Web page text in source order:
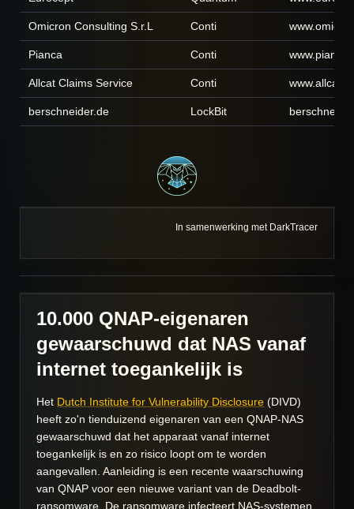
Omicron Consulting S.r.L Conti
Pianca Conti
Allcat Claims Service Conti
berschneider.de LockBit
In samenwerking met DarkTracer
10.000 QNAP-eigenaren
gewaarschuwd dat NAS vanaf
internet toegankelijk is
Het Dutch Institute for Vulnerability Disclosure (DIVD)
heeft zo'n tienduizend eigenaren van een QNAP-NAS
gewaarschuwd dat het apparaat vanaf internet
toegankelijk is en zo risico loopt om te worden
aangevallen. Aanleiding is een recente waarschuwing
van QNAP voor een nieuwe variant van de Deadbolt-
ransomware. De ransomware infecteert NAS-systemen